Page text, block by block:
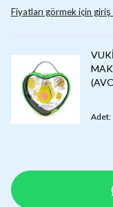
Fiyatları görmek için giriş
Adet: